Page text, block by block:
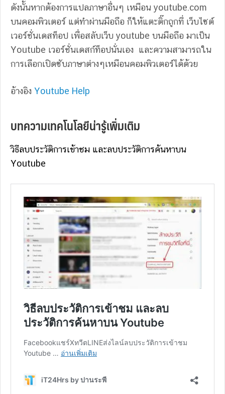
ดังนั้นหากต้องการแปลภาษาอื่นๆ เหมือน youtube.com
บนคอมพิวเตอร์ แต่ทำผ่านมือถือ ก็ให้แตะติ๊กถูกที่ เว็บไซต์
เวอร์ชั่นเดสท็อป เพื่อสลับเว็บ youtube บนมือถือ มาเป็น
Youtube เวอร์ชั่นเดสก์ท็อปนั่นเอง และความสามารถใน
การเลือกเปิดซับภาษาต่างๆเหมือนคอมพิวเตอร์ได้ด้วย
อ้างอิง Youtube Help
บทความเทคโนโลยีน่ารู้เพิ่มเติม
วิธีลบประวัติการเข้าชม และลบประวัติการค้นหาบน
Youtube